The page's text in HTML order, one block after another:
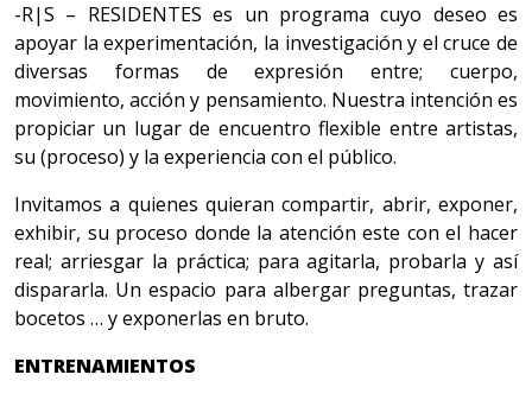
-R|S – RESIDENTES es un programa cuyo deseo es
apoyar la experimentación, la investigación y el cruce de
diversas formas de expresión entre; cuerpo,
movimiento, acción y pensamiento. Nuestra intención es
propiciar un lugar de encuentro flexible entre artistas,
su (proceso) y la experiencia con el público.
Invitamos a quienes quieran compartir, abrir, exponer,
exhibir, su proceso donde la atención este con el hacer
real; arriesgar la práctica; para agitarla, probarla y así
dispararla. Un espacio para albergar preguntas, trazar
bocetos … y exponerlas en bruto.
ENTRENAMIENTOS